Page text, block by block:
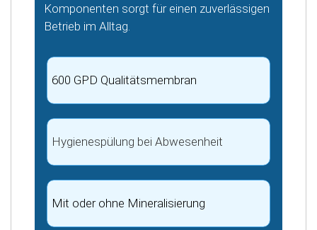
Komponenten sorgt für einen zuverlässigen
Betrieb im Alltag.
600 GPD Qualitätsmembran
Hygienespülung bei Abwesenheit
Mit oder ohne Mineralisierung